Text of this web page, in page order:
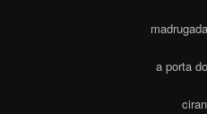
a porta